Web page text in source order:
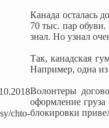
Канада осталась
70 тыс. пар
знал. Но узнал
Так, канадская
Например, одна из
Волонтеры
оформление
блокировки
chto-